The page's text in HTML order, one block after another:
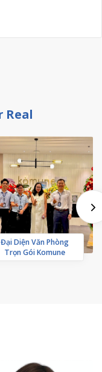
Real
Đại Diện Văn Phòng
Trọn Gói Komune